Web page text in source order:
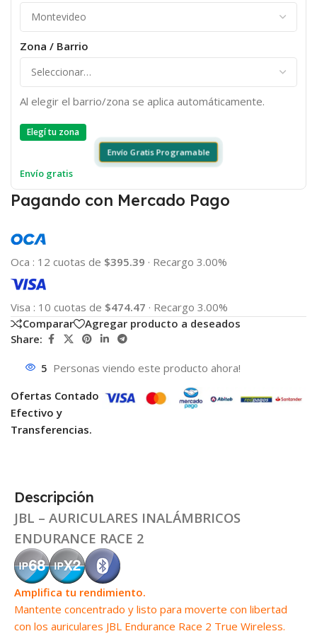
Zona / Barrio
Al elegir el barrio/zona se aplica automáticamente.
Elegí tu zona
Envío Gratis Programable
Envío gratis
Pagando con Mercado Pago
Oca : 12 cuotas de $395.39 · Recargo 3.00%
Visa : 10 cuotas de $474.47 · Recargo 3.00%
Comparar
Agregar producto a deseados
Share:
5 Personas viendo este producto ahora!
Ofertas Contado
Efectivo y
Transferencias.
Descripción
JBL – AURICULARES INALÁMBRICOS
ENDURANCE RACE 2
Amplifica tu rendimiento.
Mantente concentrado y listo para moverte con libertad
con los auriculares JBL Endurance Race 2 True Wireless.